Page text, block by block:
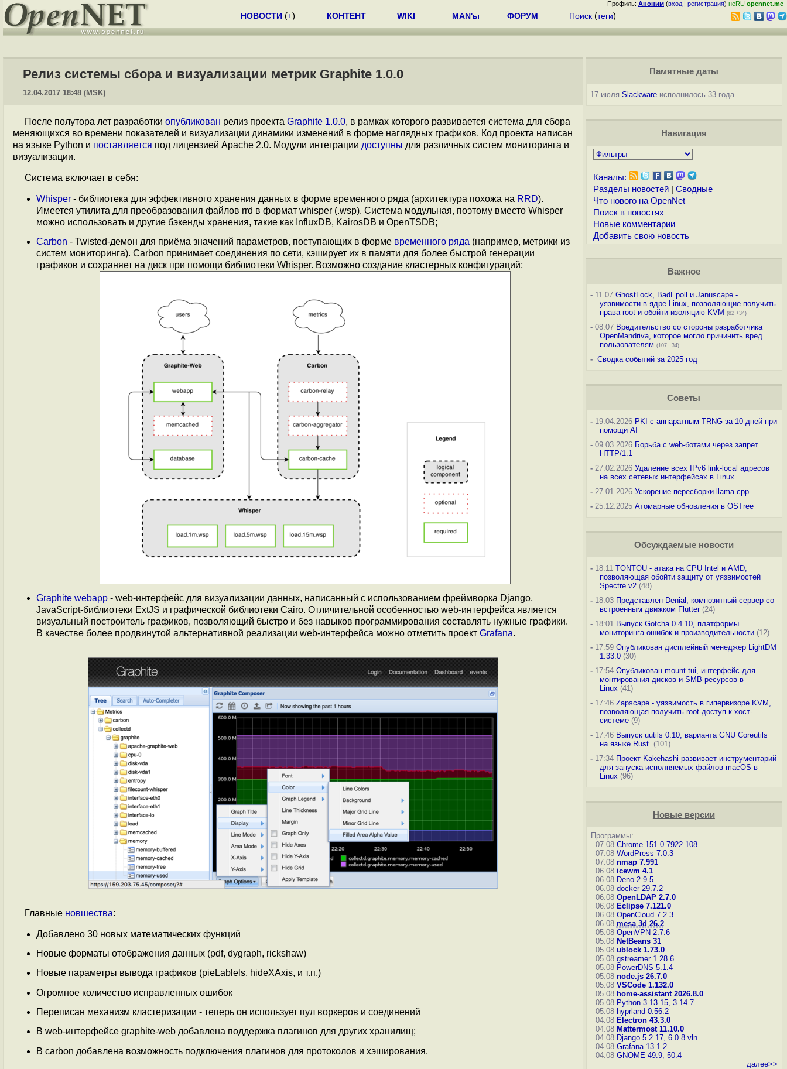
Профиль: Аноним (вход | регистрация) неRU opennet.me
НОВОСТИ (+) КОНТЕНТ WIKI MAN'ы ФОРУМ Поиск (теги)
Релиз системы сбора и визуализации метрик Graphite 1.0.0
12.04.2017 18:48 (MSK)
После полутора лет разработки опубликован релиз проекта Graphite 1.0.0, в рамках которого развивается система для сбора
меняющихся во времени показателей и визуализации динамики изменений в форме наглядных графиков. Код проекта написан
на языке Python и поставляется под лицензией Apache 2.0. Модули интеграции доступны для различных систем мониторинга и
визуализации.
Система включает в себя:
Whisper - библиотека для эффективного хранения данных в форме временного ряда (архитектура похожа на RRD).
Имеется утилита для преобразования файлов rrd в формат whisper (.wsp). Система модульная, поэтому вместо Whisper
можно использовать и другие бэкенды хранения, такие как InfluxDB, KairosDB и OpenTSDB;
Carbon - Twisted-демон для приёма значений параметров, поступающих в форме временного ряда (например, метрики из
систем мониторинга). Carbon принимает соединения по сети, кэширует их в памяти для более быстрой генерации
графиков и сохраняет на диск при помощи библиотеки Whisper. Возможно создание кластерных конфигураций;
Graphite webapp - web-интерфейс для визуализации данных, написанный с использованием фреймворка Django,
JavaScript-библиотеки ExtJS и графической библиотеки Cairo. Отличительной особенностью web-интерфейса является
визуальный построитель графиков, позволяющий быстро и без навыков программирования составлять нужные графики.
В качестве более продвинутой альтернативной реализации web-интерфейса можно отметить проект Grafana.
Главные новшества:
Добавлено 30 новых математических функций
Новые форматы отображения данных (pdf, dygraph, rickshaw)
Новые параметры вывода графиков (pieLablels, hideXAxis, и т.п.)
Огромное количество исправленных ошибок
Переписан механизм кластеризации - теперь он использует пул воркеров и соединений
В web-интерфейсе graphite-web добавлена поддержка плагинов для других хранилищ;
В carbon добавлена возможность подключения плагинов для протоколов и хэширования.
Памятные даты
17 июля Slackwareисполнилось 33 года
Навигация
Каналы:
Разделы новостей| Сводные
Что нового на OpenNet
Поиск в новостях
Новые комментарии
Добавить свою новость
Важное
-11.07 GhostLock, BadEpoll и Januscape -
уязвимости в ядре Linux, позволяющие получить
права root и обойти изоляцию KVM (82 +34)
-08.07 Вредительство со стороны разработчика
OpenMandriva, которое могло причинить вред
пользователям (107 +34)
- Сводка событий за 2025 год
Советы
-19.04.2026 PKI с аппаратным TRNG за 10 дней при
помощи AI
-09.03.2026 Борьба с web-ботами через запрет
HTTP/1.1
-27.02.2026 Удаление всех IPv6 link-local адресов
на всех сетевых интерфейсах в Linux
-27.01.2026 Ускорение пересборки llama.cpp
-25.12.2025 Атомарные обновления в OSTree
Обсуждаемые новости
-18:11 TONTOU - атака на CPU Intel и AMD,
позволяющая обойти защиту от уязвимостей
Spectre v2(48)
-18:03 Представлен Denial, композитный сервер со
встроенным движком Flutter(24)
-18:01 Выпуск Gotcha 0.4.10, платформы
мониторинга ошибок и производительности(12)
-17:59 Опубликован дисплейный менеджер LightDM
1.33.0(30)
-17:54 Опубликован mount-tui, интерфейс для
монтирования дисков и SMB-ресурсов в
Linux (41)
-17:46 Zapscape - уязвимость в гипервизоре KVM,
позволяющая получить root-доступ к хост-
системе(9)
-17:46 Выпуск uutils 0.10, варианта GNU Coreutils
на языке Rust (101)
-17:34 Проект Kakehashi развивает инструментарий
для запуска исполняемых файлов macOS в
Linux (96)
Новые версии
Программы:
07.08 Chrome 151.0.7922.108
07.08 WordPress 7.0.3
07.08 nmap 7.991
06.08 icewm 4.1
06.08 Deno 2.9.5
06.08 docker 29.7.2
06.08 OpenLDAP 2.7.0
06.08 Eclipse 7.121.0
06.08 OpenCloud 7.2.3
06.08 mesa 3d 26.2
05.08 OpenVPN 2.7.6
05.08 NetBeans 31
05.08 ublock 1.73.0
05.08 gstreamer 1.28.6
05.08 PowerDNS 5.1.4
05.08 node.js 26.7.0
05.08 VSCode 1.132.0
05.08 home-assistant 2026.8.0
05.08 Python 3.13.15, 3.14.7
05.08 hyprland 0.56.2
04.08 Electron 43.3.0
04.08 Mattermost 11.10.0
04.08 Django 5.2.17, 6.0.8 vln
04.08 Grafana 13.1.2
04.08 GNOME 49.9, 50.4
далее>>